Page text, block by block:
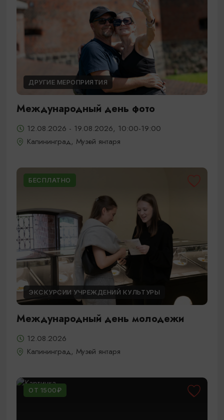
ДРУГИЕ МЕРОПРИЯТИЯ
Международный день фото
12.08.2026 - 19.08.2026, 10:00-19:00
Калининград, Музей янтаря
БЕСПЛАТНО
ЭКСКУРСИИ УЧРЕЖДЕНИЙ КУЛЬТУРЫ
Международный день молодежи
12.08.2026
Калининград, Музей янтаря
ОТ 1500₽